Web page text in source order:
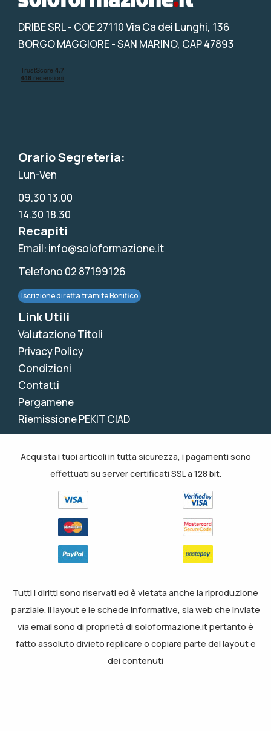
DRIBE SRL- COE 27110 Via Ca dei Lunghi, 136
BORGO MAGGIORE - SAN MARINO, CAP 47893
Orario Segreteria:
Lun-Ven
09.30 13.00
14.30 18.30
Recapiti
Email: info@soloformazione.it
Telefono 02 87199126
Iscrizione diretta tramite Bonifico
Link Utili
Valutazione Titoli
Privacy Policy
Condizioni
Contatti
Pergamene
Riemissione PEKIT CIAD
Acquista i tuoi articoli in tutta sicurezza, i pagamenti sono
effettuati su server certificati SSL a 128 bit.
Tutti i diritti sono riservati ed è vietata anche la riproduzione
parziale. Il layout e le schede informative, sia web che inviate
via email sono di proprietà di soloformazione.it pertanto è
fatto assoluto divieto replicare o copiare parte del layout e
dei contenuti